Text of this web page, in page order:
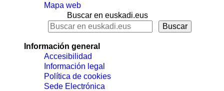
Mapa web
Buscar en euskadi.eus
Información general
Accesibilidad
Información legal
Política de cookies
Sede Electrónica